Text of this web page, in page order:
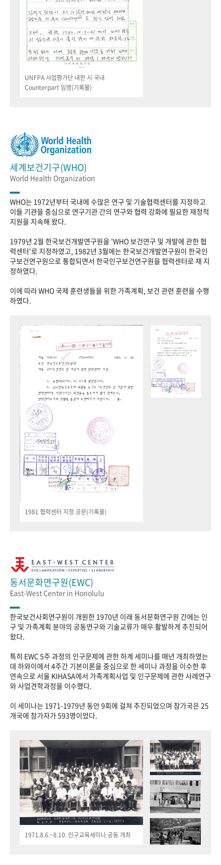
UNFPA 사업평가단 내한 시 국내
Counterpart 임명(기록물)
세계보건기구(WHO)
World Health Organization
WHO는 1972년부터 국내에 수많은 연구 및 기술협력센터를 지정하고
이들 기관을 중심으로 연구기관 간의 연구와 협력 강화에 필요한 재정적
지원을 지속해 왔다.
1979년 2월 한국보건개발연구원을 'WHO 보건연구 및 개발에 관한 협
력센터'로 지정하였고, 1982년 3월에는 한국보건개발연구원이 한국인
구보건연구원으로 통합되면서 한국인구보건연구원을 협력센터로 재 지
정하였다.
이에 따라 WHO 국제 훈련생들을 위한 가족계획, 보건 관련 훈련을 수행
하였다.
1981 협력센터 지정 공문(기록물)
동서문화연구원(EWC)
East-West Center in Honolulu
한국보건사회연구원이 개원한 1970년 이래 동서문화연구원 간에는 인
구 및 가족계획 분야의 공동연구와 기술교류가 매우 활발하게 추진되어
왔다.
특히 EWC 5주 과정의 인구문제에 관한 하계 세미나를 매년 개최하였는
데 하와이에서 4주간 기본이론을 중심으로 한 세미나 과정을 이수한 후
연속으로 서울 KIHASA에서 가족계획사업 및 인구문제에 관한 사례연구
와 사업견학과정을 이수했다.
이 세미나는 1971-1979년 동안 9회에 걸쳐 추진되었으며 참가국은 25
개국에 참가자가 593명이었다.
1971.8.6.~8.10. 인구교육세미나 공동 개최